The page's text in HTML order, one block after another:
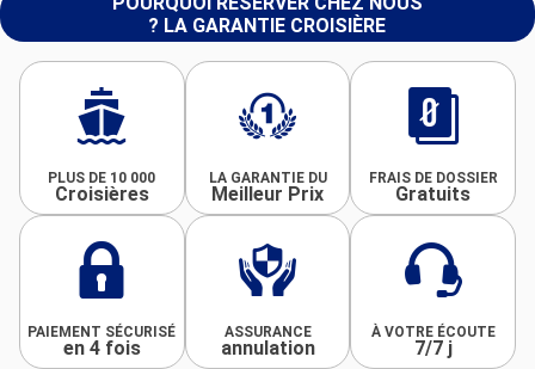
? LA GARANTIE CROISIÈRE
PLUS DE 10 000
Croisières
LA GARANTIE DU
Meilleur Prix
FRAIS DE DOSSIER
Gratuits
PAIEMENT SÉCURISÉ
en 4 fois
ASSURANCE
annulation
À VOTRE ÉCOUTE
7/7 j